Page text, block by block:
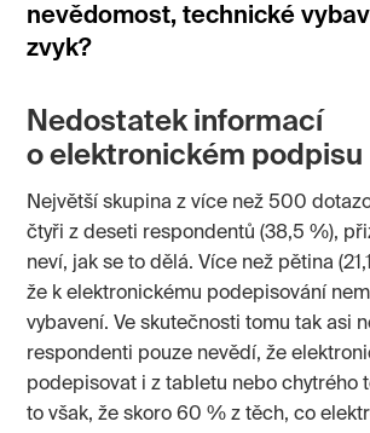
nevědomost, technické
zvyk?
Nedostatek informací
o elektronickém podpisu
Největší skupina z více než 500
čtyři z deseti respondentů (38,5 %),
neví, jak se to dělá. Více než pětina
že k elektronickému podepisování
vybavení. Ve skutečnosti tomu tak asi
respondenti pouze nevědí, že
podepisovat i z tabletu nebo chytrého
to však, že skoro 60 % z těch, co